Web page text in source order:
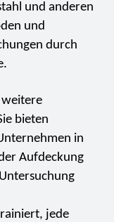
und anderen
und
durch
bieten
in
Aufdeckung
jede